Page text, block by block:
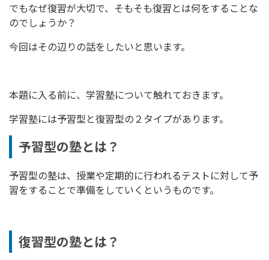
でもなぜ復習が大切で、そもそも復習とは何をすることな
のでしょうか？
今回はその辺りの話をしたいと思います。
本題に入る前に、学習塾について触れておきます。
学習塾には予習型と復習型の２タイプがあります。
予習型の塾とは？
予習型の塾は、授業や定期的に行われるテストに対して予
習をすることで準備をしていくというものです。
復習型の塾とは？